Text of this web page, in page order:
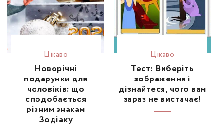
Цікаво
Новорічні
подарунки для
чоловіків: що
сподобається
різним знакам
Зодіаку
Цікаво
Тест: Виберіть
зображення і
дізнайтеся, чого вам
зараз не вистачає!